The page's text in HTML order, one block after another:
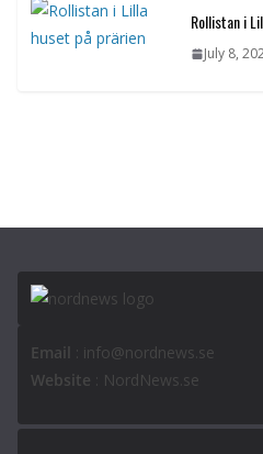
Rollistan i
July 8,
Email
: info@nordnews.se
Website
: NordNews.se